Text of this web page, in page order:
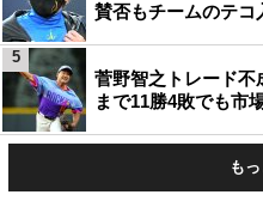
賛否もチームのテコ
菅野智之トレード
まで11勝4敗でも市
5
も